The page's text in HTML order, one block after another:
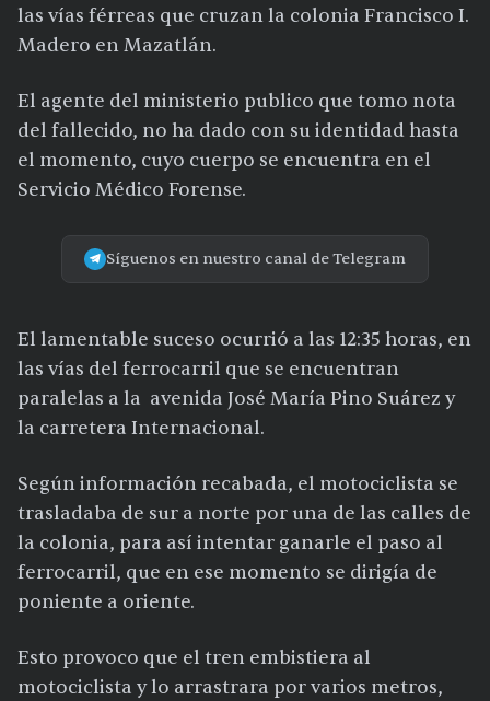
las vías férreas que cruzan la colonia Francisco I.
Madero en Mazatlán.
El agente del ministerio publico que tomo nota
del fallecido, no ha dado con su identidad hasta
el momento, cuyo cuerpo se encuentra en el
Servicio Médico Forense.
Síguenos en nuestro canal de Telegram
El lamentable suceso ocurrió a las 12:35 horas, en
las vías del ferrocarril que se encuentran
paralelas a la avenida José María Pino Suárez y
la carretera Internacional.
Según información recabada, el motociclista se
trasladaba de sur a norte por una de las calles de
la colonia, para así intentar ganarle el paso al
ferrocarril, que en ese momento se dirigía de
poniente a oriente.
Esto provoco que el tren embistiera al
motociclista y lo arrastrara por varios metros,